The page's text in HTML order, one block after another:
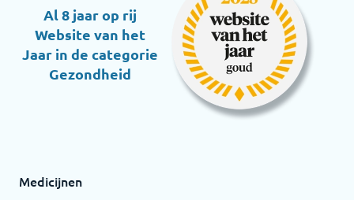
Al 8 jaar op rij
Website van het
Jaar in de categorie
Gezondheid
Medicijnen